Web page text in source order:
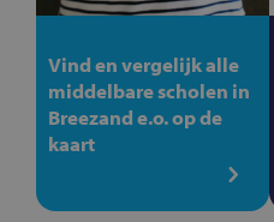
Vind en vergelijk alle
middelbare scholen in
Breezand e.o. op de
kaart